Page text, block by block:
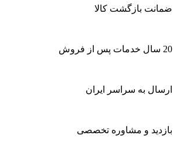
ضمانت بازگشت کالا
20 سال خدمات پس از فروش
ارسال به سراسر ایران
بازدید و مشاوره تخصصی